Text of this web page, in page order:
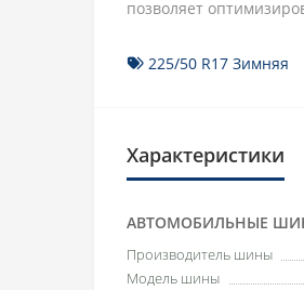
позволяет
225/50 R17 Зимняя
Характеристики
АВТОМОБИЛЬНЫЕ
Производитель шины
Модель шины